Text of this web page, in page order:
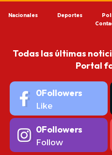
Nacionales Deportes
Todas las últimas
Portal
0Followers
Like
0Followers
Follow